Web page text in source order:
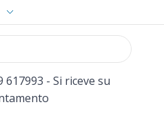
617993 - Si riceve su